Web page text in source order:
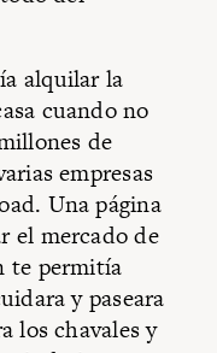
alquilar la
cuando no
de
empresas
Una página
el mercado de
te permitía
y paseara
los chavales y